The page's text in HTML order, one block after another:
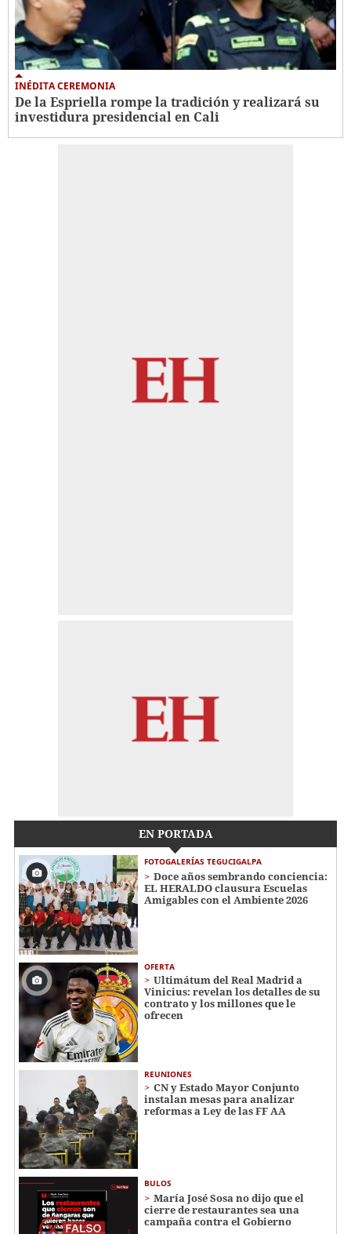
INÉDITA CEREMONIA
De la Espriella rompe la tradición y realizará su
investidura presidencial en Cali
EN PORTADA
FOTOGALERÍAS TEGUCIGALPA
Doce años sembrando conciencia:
EL HERALDO clausura Escuelas
Amigables con el Ambiente 2026
OFERTA
Ultimátum del Real Madrid a
Vinicius: revelan los detalles de su
contrato y los millones que le
ofrecen
REUNIONES
CN y Estado Mayor Conjunto
instalan mesas para analizar
reformas a Ley de las FF AA
BULOS
María José Sosa no dijo que el
cierre de restaurantes sea una
campaña contra el Gobierno